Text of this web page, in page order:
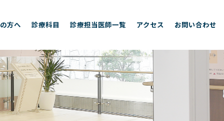
方へ 診療科目 診療担当医師一覧 アクセス お問い合わせ